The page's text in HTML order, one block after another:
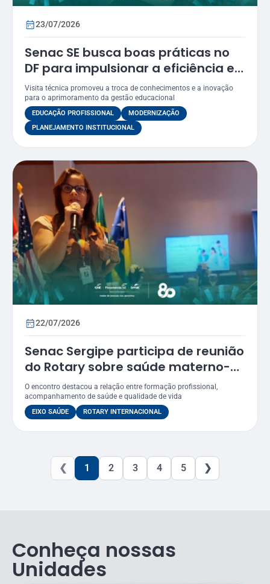
23/07/2026
Senac SE busca boas práticas no
DF para impulsionar a eficiência e
a modernização dos seus
processos
Visita técnica promoveu a troca de conhecimentos e a inovação
para o aprimoramento da gestão educacional
EDUCAÇÃO PROFISSIONAL
MODERNIZAÇÃO
PLANEJAMENTO INSTITUCIONAL
22/07/2026
Senac Sergipe participa de reunião
do Rotary sobre saúde materno-
infantil
O encontro destacou a relação entre formação profissional,
acompanhamento de saúde e qualidade de vida
EIXO SAÚDE ROTARY INTERNACIONAL
❮ 1 2 3 4 5 ❯
Conheça nossas
Unidades